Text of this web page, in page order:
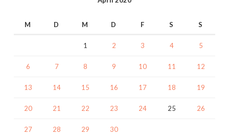
M D M D F S S
1 2 3 4 5
6 7 8 9 10 11 12
13 14 15 16 17 18 19
20 21 22 23 24 25 26
27 28 29 30